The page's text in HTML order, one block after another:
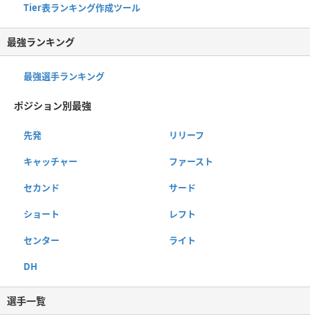
Tier表ランキング作成ツール
最強ランキング
最強選手ランキング
ポジション別最強
先発 リリーフ
キャッチャー ファースト
セカンド サード
ショート レフト
センター ライト
DH
選手一覧